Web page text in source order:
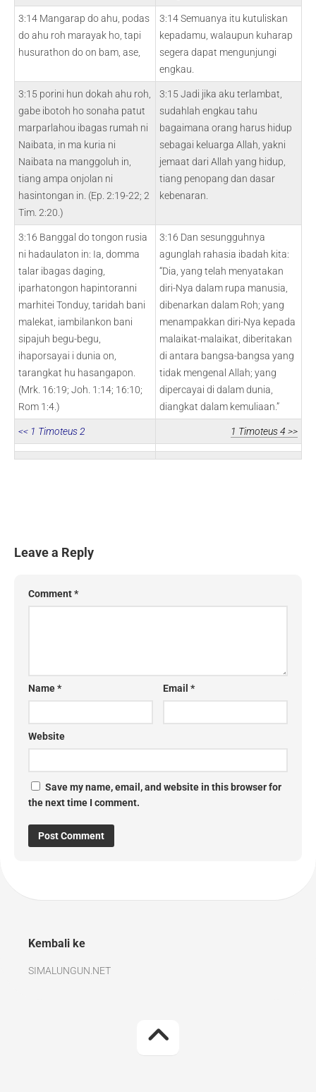
3:14 Mangarap do ahu, podas
do ahu roh marayak ho, tapi
husurathon do on bam, ase,
3:14 Semuanya itu kutuliskan
kepadamu, walaupun kuharap
segera dapat mengunjungi
engkau.
3:15 porini hun dokah ahu roh,
gabe ibotoh ho sonaha patut
marparlahou ibagas rumah ni
Naibata, in ma kuria ni
Naibata na manggoluh in,
tiang ampa onjolan ni
hasintongan in. (Ep. 2:19-22; 2
Tim. 2:20.)
3:15 Jadi jika aku terlambat,
sudahlah engkau tahu
bagaimana orang harus hidup
sebagai keluarga Allah, yakni
jemaat dari Allah yang hidup,
tiang penopang dan dasar
kebenaran.
3:16 Banggal do tongon rusia
ni hadaulaton in: Ia, domma
talar ibagas daging,
iparhatongon hapintoranni
marhitei Tonduy, taridah bani
malekat, iambilankon bani
sipajuh begu-begu,
ihaporsayai i dunia on,
tarangkat hu hasangapon.
(Mrk. 16:19; Joh. 1:14; 16:10;
Rom 1:4.)
3:16 Dan sesungguhnya
agunglah rahasia ibadah kita:
“Dia, yang telah menyatakan
diri-Nya dalam rupa manusia,
dibenarkan dalam Roh; yang
menampakkan diri-Nya kepada
malaikat-malaikat, diberitakan
di antara bangsa-bangsa yang
tidak mengenal Allah; yang
dipercayai di dalam dunia,
diangkat dalam kemuliaan.”
<< 1 Timoteus 2 1 Timoteus 4 >>
Leave a Reply
Comment*
Name* Email*
Website
Save my name, email, and website in this browser for
the next time I comment.
Kembali ke
SIMALUNGUN.NET